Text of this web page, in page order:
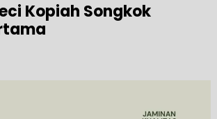
Kopiah Songkok